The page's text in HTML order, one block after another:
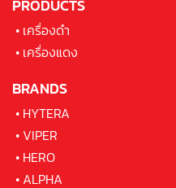
PRODUCTS
• เครื่องดำ
• เครื่องแดง
BRANDS
• HYTERA
• VIPER
• HERO
• ALPHA